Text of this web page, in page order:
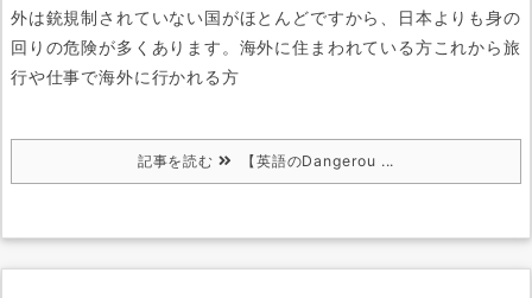
外は銃規制されていない国がほとんどですから、日本よりも身の
回りの危険が多くあります。 海外に住まわれている方これから旅
行や仕事で海外に行かれる方
記事を読む 【英語のDangerou ...